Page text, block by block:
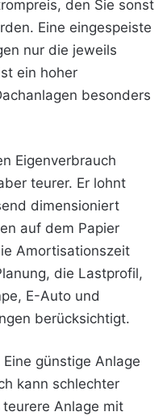
den Sie sonst
Eine eingespeiste
nur die jeweils
ein hoher
besonders
Eigenverbrauch
teurer. Er lohnt
dimensioniert
auf dem Papier
Amortisationszeit
die Lastprofil,
E-Auto und
berücksichtigt.
günstige Anlage
kann schlechter
Anlage mit